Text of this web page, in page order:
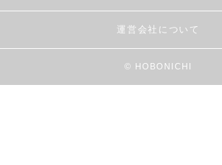
運営会社について
© HOBONICHI